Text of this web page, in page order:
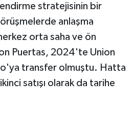
stratejisinin bir
anlaşma
orta saha ve ön
Puertas, 2024'te Union
transfer olmuştu. Hatta
satışı olarak da tarihe